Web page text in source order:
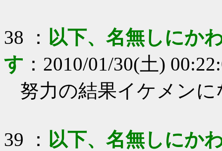
38 ： 以下、名無しにか
す ： 2010/01/30(土)
努力の結果イケメン
39 ： 以下、名無しにか